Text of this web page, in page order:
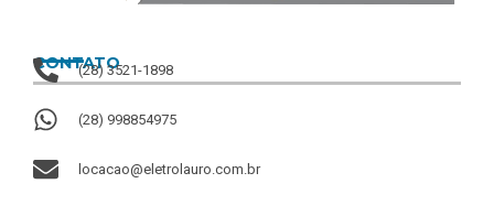
CONTATO(28) 3521-1898
(28) 998854975
locacao@eletrolauro.com.br